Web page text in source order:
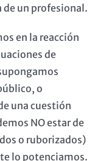
de un profesional.
en la reacción
de
o
una cuestión
NO estar de
o ruborizados)
lo potenciamos.